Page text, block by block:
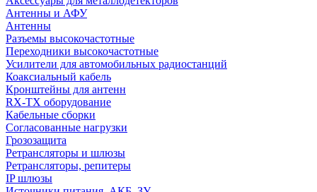
Антенны и АФУ
Антенны
Разъемы высокочастотные
Переходники высокочастотные
Усилители для автомобильных радиостанций
Коаксиальный кабель
Кронштейны для антенн
RX-TX оборудование
Кабельные сборки
Согласованные нагрузки
Грозозащита
Ретрансляторы и шлюзы
Ретрансляторы, репитеры
IP шлюзы